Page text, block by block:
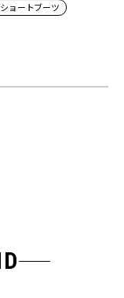
ョートブーツ